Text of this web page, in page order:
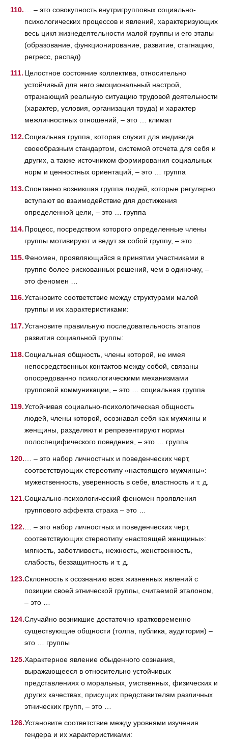
… – это совокупность внутригрупповых социально-
психологических процессов и явлений, характеризующих
весь цикл жизнедеятельности малой группы и его этапы
(образование, функционирование, развитие, стагнацию,
регресс, распад)
Целостное состояние коллектива, относительно
устойчивый для него эмоциональный настрой,
отражающий реальную ситуацию трудовой деятельности
(характер, условия, организация труда) и характер
межличностных отношений, – это … климат
Социальная группа, которая служит для индивида
своеобразным стандартом, системой отсчета для себя и
других, а также источником формирования социальных
норм и ценностных ориентаций, – это … группа
Спонтанно возникшая группа людей, которые регулярно
вступают во взаимодействие для достижения
определенной цели, – это … группа
Процесс, посредством которого определенные члены
группы мотивируют и ведут за собой группу, – это …
Феномен, проявляющийся в принятии участниками в
группе более рискованных решений, чем в одиночку, –
это феномен …
Установите соответствие между структурами малой
группы и их характеристиками:
Установите правильную последовательность этапов
развития социальной группы:
Социальная общность, члены которой, не имея
непосредственных контактов между собой, связаны
опосредованно психологическими механизмами
групповой коммуникации, – это … социальная группа
Устойчивая социально-психологическая общность
людей, члены которой, осознавая себя как мужчины и
женщины, разделяют и репрезентируют нормы
полоспецифического поведения, – это … группа
… – это набор личностных и поведенческих черт,
соответствующих стереотипу «настоящего мужчины»:
мужественность, уверенность в себе, властность и т. д.
Социально-психологический феномен проявления
группового аффекта страха – это …
… – это набор личностных и поведенческих черт,
соответствующих стереотипу «настоящей женщины»:
мягкость, заботливость, нежность, женственность,
слабость, беззащитность и т. д.
Склонность к осознанию всех жизненных явлений с
позиции своей этнической группы, считаемой эталоном,
– это …
Случайно возникшие достаточно кратковременно
существующие общности (толпа, публика, аудитория) –
это … группы
Характерное явление обыденного сознания,
выражающееся в относительно устойчивых
представлениях о моральных, умственных, физических и
других качествах, присущих представителям различных
этнических групп, – это …
Установите соответствие между уровнями изучения
гендера и их характеристиками: